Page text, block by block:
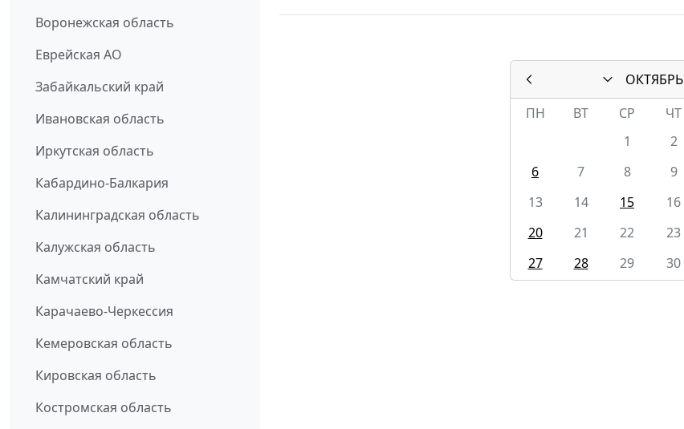
Воронежская область
Еврейская АО
Забайкальский край
Ивановская область
Иркутская область
Кабардино-Балкария
Калининградская область
Калужская область
Камчатский край
Карачаево-Черкессия
Кемеровская область
Кировская область
Костромская область
ОКТЯБРЬ
ПН
ВТ СР ЧТ
1
2
6
7 8 9
13
14 15 16
20
21 22 23
27
28 29 30